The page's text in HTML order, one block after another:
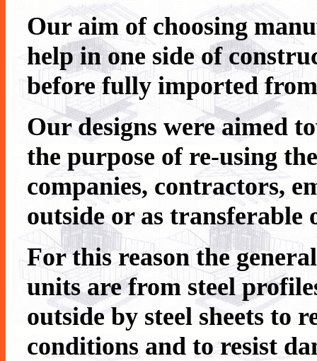
Our aim of choosing
help in one side of
before fully imported
Our designs were aimed
the purpose of re-using
companies, contractors,
outside or as transferable
For this reason the
units are from steel
outside by steel sheets to
conditions and to resist